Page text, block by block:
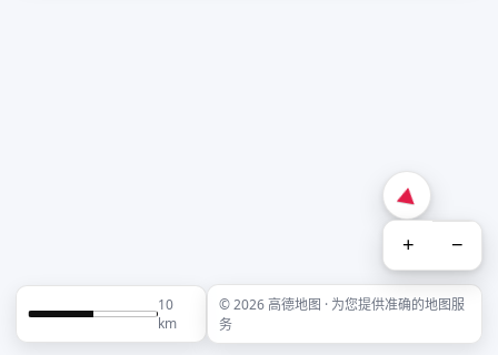
+ −
10
km
© 2026 高德地图 · 为您提供准确的地图服
务